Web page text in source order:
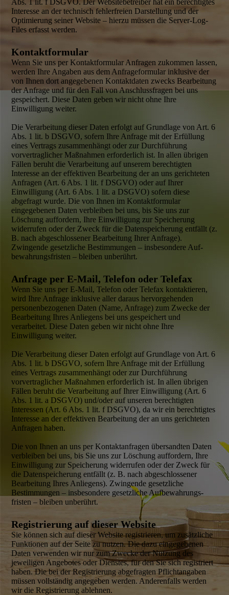
Abs. 1 lit. f DSGVO. Der Website­betreiber hat ein berechtigtes
Interesse an der technisch fehler­freien Darstellung und der
Optimierung seiner Website – hierzu müssen die Server-Log-
Files erfasst werden.
Kontaktformular
Wenn Sie uns per Kontakt­formular Anfragen zukommen lassen,
werden Ihre Angaben aus dem Anfrageformular inklusive der
von Ihnen dort angegebenen Kontaktdaten zwecks Bearbeitung
der Anfrage und für den Fall von Anschluss­fragen bei uns
gespeichert. Diese Daten geben wir nicht ohne Ihre
Einwilligung weiter.
Die Verarbeitung dieser Daten erfolgt auf Grundlage von Art. 6
Abs. 1 lit. b DSGVO, sofern Ihre Anfrage mit der Erfüllung
eines Vertrags zusammenhängt oder zur Durch­führung
vorvertraglicher Maßnahmen erforderlich ist. In allen übrigen
Fällen beruht die Verarbeitung auf unserem berechtigten
Interesse an der effektiven Bearbeitung der an uns gerichteten
Anfragen (Art. 6 Abs. 1 lit. f DSGVO) oder auf Ihrer
Einwilligung (Art. 6 Abs. 1 lit. a DSGVO) sofern diese
abgefragt wurde. Die von Ihnen im Kontakt­formular
eingegebenen Daten verbleiben bei uns, bis Sie uns zur
Löschung auffordern, Ihre Einwilligung zur Speicherung
widerrufen oder der Zweck für die Datenspeicherung entfällt (z.
B. nach abgeschlossener Bearbeitung Ihrer Anfrage).
Zwingende gesetzliche Bestimmungen – insbesondere Auf­
bewahrungs­fristen – bleiben unberührt.
Anfrage per E-Mail, Telefon oder Telefax
Wenn Sie uns per E-Mail, Telefon oder Telefax kontaktieren,
wird Ihre Anfrage inklusive aller daraus hervor­gehenden
personen­bezogenen Daten (Name, Anfrage) zum Zwecke der
Bearbeitung Ihres Anliegens bei uns gespeichert und
verarbeitet. Diese Daten geben wir nicht ohne Ihre
Einwilligung weiter.
Die Verarbeitung dieser Daten erfolgt auf Grundlage von Art. 6
Abs. 1 lit. b DSGVO, sofern Ihre Anfrage mit der Erfüllung
eines Vertrags zusammenhängt oder zur Durch­führung
vorvertraglicher Maßnahmen erforderlich ist. In allen übrigen
Fällen beruht die Verarbeitung auf Ihrer Einwilligung (Art. 6
Abs. 1 lit. a DSGVO) und/oder auf unseren berechtigten
Interessen (Art. 6 Abs. 1 lit. f DSGVO), da wir ein berechtigtes
Interesse an der effektiven Bearbeitung der an uns gerichteten
Anfragen haben.
Die von Ihnen an uns per Kontakt­anfragen übersandten Daten
verbleiben bei uns, bis Sie uns zur Löschung auffordern, Ihre
Einwilligung zur Speicherung widerrufen oder der Zweck für
die Datenspeicherung entfällt (z. B. nach abgeschlossener
Bearbeitung Ihres Anliegens). Zwingende gesetzliche
Bestimmungen – insbesondere gesetzliche Aufbewahrungs­
fristen – bleiben unberührt.
Registrierung auf dieser Website
Sie können sich auf dieser Website registrieren, um zusätzliche
Funktionen auf der Seite zu nutzen. Die dazu eingegebenen
Daten verwenden wir nur zum Zwecke der Nutzung des
jeweiligen Angebotes oder Dienstes, für den Sie sich registriert
haben. Die bei der Registrierung abgefragten Pflicht­angaben
müssen vollständig angegeben werden. Anderenfalls werden
wir die Registrierung ablehnen.